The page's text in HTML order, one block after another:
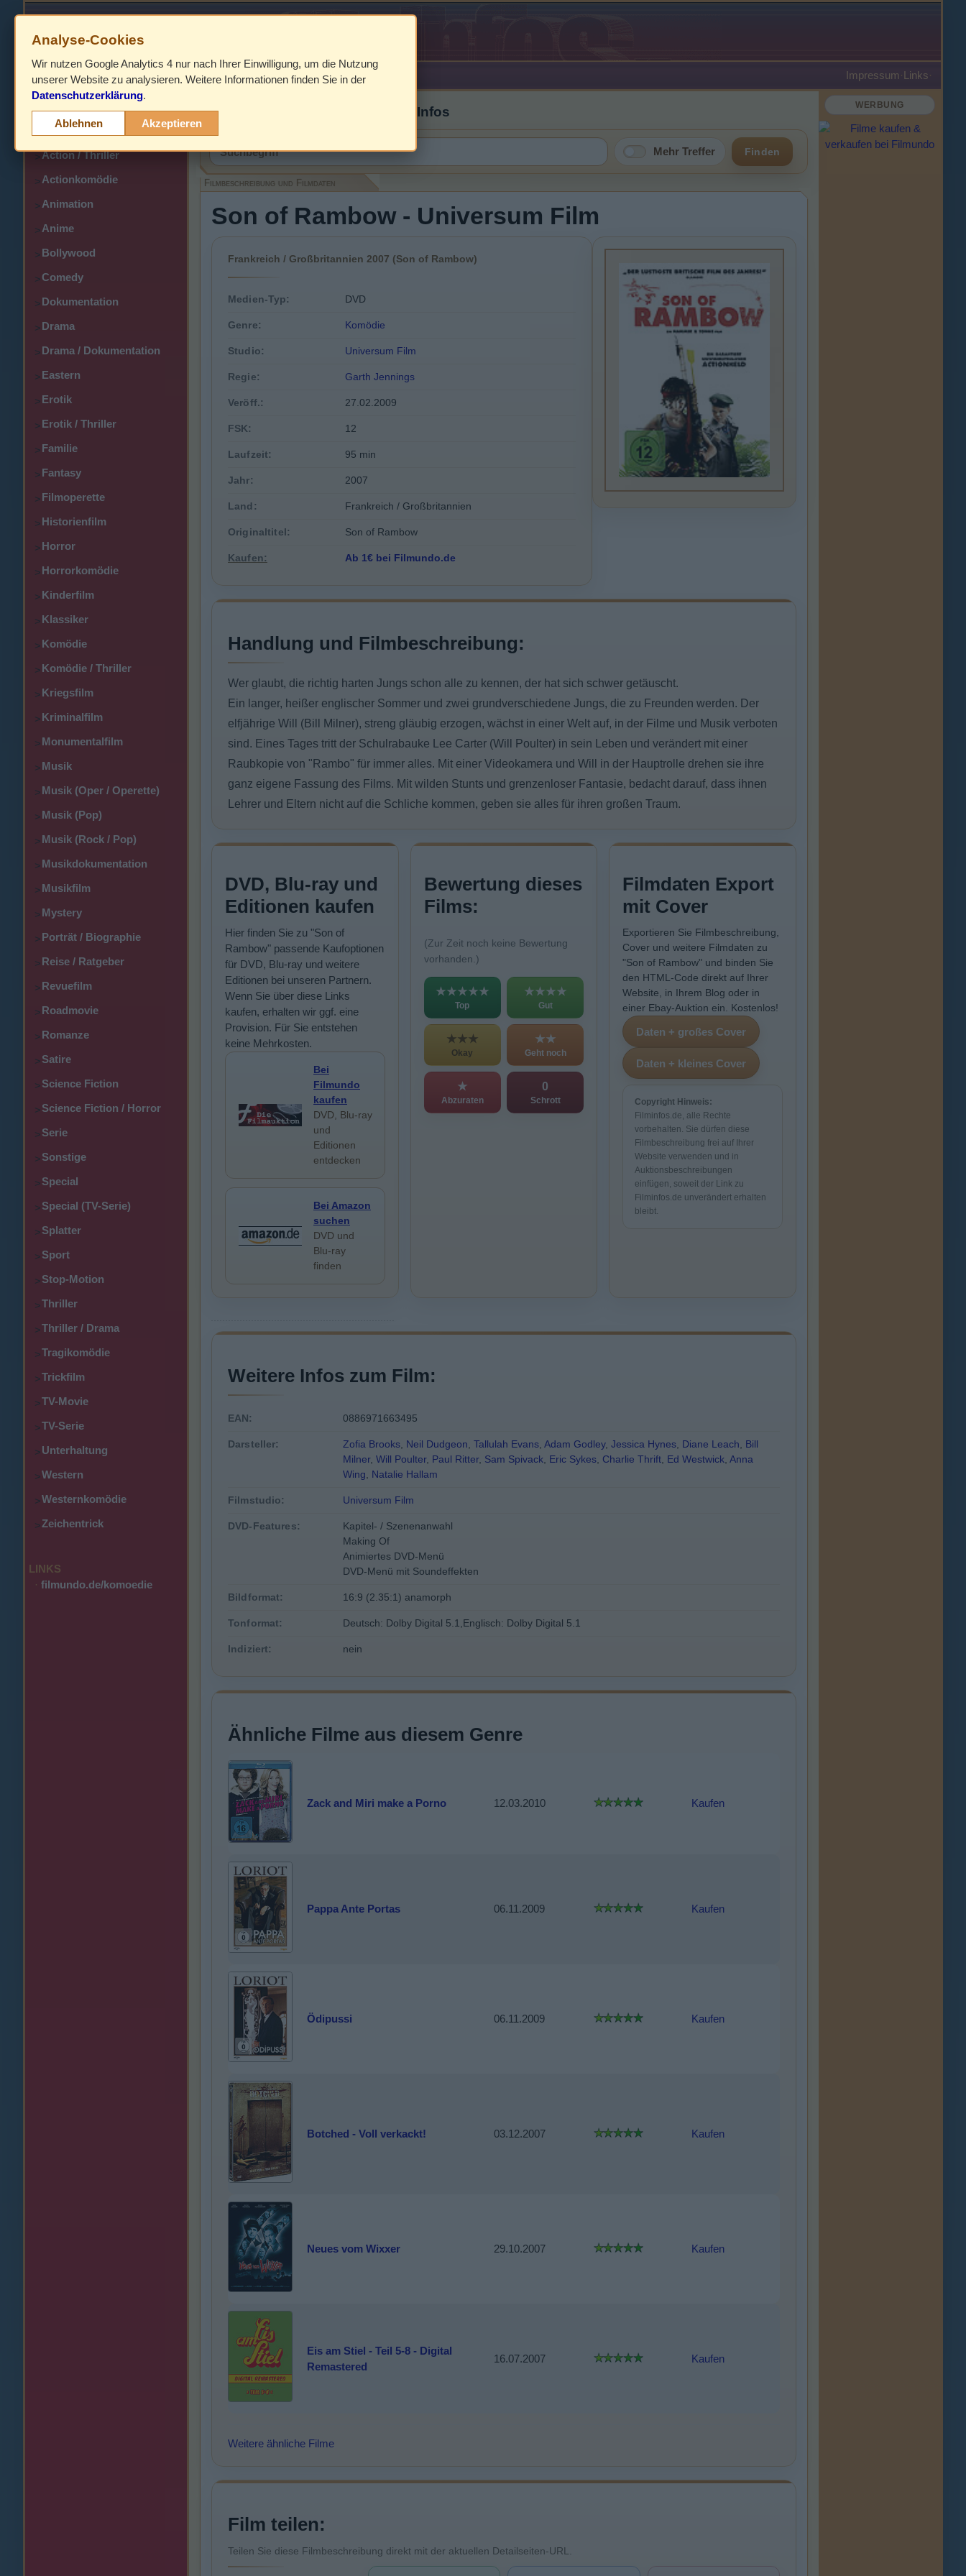
HOME Impressum ·Links·
>
> Action
>Action / Thriller
>Actionkomödie
>Animation
>Anime
>Bollywood
>Comedy
>Dokumentation
>Drama
>Drama / Dokumentation
>Eastern
>Erotik
>Erotik / Thriller
>Familie
>Fantasy
>Filmoperette
>Historienfilm
>Horror
>Horrorkomödie
>Kinderfilm
>Klassiker
>Komödie
>Komödie / Thriller
>Kriegsfilm
>Kriminalfilm
>Monumentalfilm
>Musik
>Musik (Oper / Operette)
>Musik (Pop)
>Musik (Rock / Pop)
>Musikdokumentation
>Musikfilm
>Mystery
>Porträt / Biographie
>Reise / Ratgeber
>Revuefilm
>Roadmovie
>Romanze
>Satire
>Science Fiction
>Science Fiction / Horror
>Serie
>Sonstige
>Special
>Special (TV-Serie)
>Splatter
>Sport
>Stop-Motion
>Thriller
>Thriller / Drama
>Tragikomödie
>Trickfilm
>TV-Movie
>TV-Serie
>Unterhaltung
>Western
>Westernkomödie
>Zeichentrick
LINKS
· filmundo.de/komoedie
Filmbeschreibung, Cover & DVD Infos
Mehr Treffer Finden
Filmbeschreibung und Filmdaten
Son of Rambow - Universum Film
Frankreich / Großbritannien 2007 (Son of Rambow)
Medien-Typ: DVD
Genre: Komödie
Studio: Universum Film
Regie: Garth Jennings
Veröff.: 27.02.2009
FSK: 12
Laufzeit: 95 min
Jahr: 2007
Land: Frankreich / Großbritannien
Originaltitel: Son of Rambow
Kaufen: Ab 1€ bei Filmundo.de
Handlung und Filmbeschreibung:
Wer glaubt, die richtig harten Jungs schon alle zu kennen, der hat sich schwer getäuscht.
Ein langer, heißer englischer Sommer und zwei grundverschiedene Jungs, die zu Freunden werden. Der
elfjährige Will (Bill Milner), streng gläubig erzogen, wächst in einer Welt auf, in der Filme und Musik verboten
sind. Eines Tages tritt der Schulrabauke Lee Carter (Will Poulter) in sein Leben und verändert mit einer
Raubkopie von "Rambo" für immer alles. Mit einer Videokamera und Will in der Hauptrolle drehen sie ihre
ganz eigene Fassung des Films. Mit wilden Stunts und grenzenloser Fantasie, bedacht darauf, dass ihnen
Lehrer und Eltern nicht auf die Schliche kommen, geben sie alles für ihren großen Traum.
DVD, Blu-ray und
Editionen kaufen
Hier finden Sie zu "Son of
Rambow" passende Kaufoptionen
für DVD, Blu-ray und weitere
Editionen bei unseren Partnern.
Wenn Sie über diese Links
kaufen, erhalten wir ggf. eine
Provision. Für Sie entstehen
keine Mehrkosten.
Bei
Filmundo
kaufen
DVD, Blu-ray
und
Editionen
entdecken
Bei Amazon
suchen
DVD und
Blu-ray
finden
Bewertung dieses
Films:
(Zur Zeit noch keine Bewertung
vorhanden.)
★★★★★
Top
★★★★
Gut
★★★
Okay
★★
Geht noch
★
Abzuraten
0
Schrott
Filmdaten Export
mit Cover
Exportieren Sie Filmbeschreibung,
Cover und weitere Filmdaten zu
"Son of Rambow" und binden Sie
den HTML-Code direkt auf Ihrer
Website, in Ihrem Blog oder in
einer Ebay-Auktion ein. Kostenlos!
Copyright Hinweis:
Filminfos.de, alle Rechte
vorbehalten. Sie dürfen diese
Filmbeschreibung frei auf Ihrer
Website verwenden und in
Auktionsbeschreibungen
einfügen, soweit der Link zu
Filminfos.de unverändert erhalten
bleibt.
Weitere Infos zum Film:
EAN: 0886971663495
Darsteller: Zofia Brooks Neil Dudgeon Tallulah Evans Adam Godley, Jessica Hynes Diane Leach
Bill
Milner, Will Poulter, Paul Ritter, Sam Spivack Eric Sykes Charlie Thrift Ed Westwick Anna
Wing
Natalie Hallam
Filmstudio: Universum Film
DVD-Features:
Kapitel- / Szenenanwahl
Making Of
Animiertes DVD-Menü
DVD-Menü mit Soundeffekten
Bildformat: 16:9 (2.35:1) anamorph
Tonformat: Deutsch: Dolby Digital 5.1,Englisch: Dolby Digital 5.1
Indiziert: nein
Ähnliche Filme aus diesem Genre
Zack and Miri make a Porno 12.03.2010 Kaufen
Pappa Ante Portas 06.11.2009 Kaufen
Ödipussi 06.11.2009 Kaufen
Botched - Voll verkackt! 03.12.2007 Kaufen
Neues vom Wixxer 29.10.2007 Kaufen
Eis am Stiel - Teil 5-8 - Digital
Remastered
16.07.2007 Kaufen
Weitere ähnliche Filme
Film teilen:
Teilen Sie diese Filmbeschreibung direkt mit der aktuellen Detailseiten-URL.
WERBUNG
Analyse-Cookies
Wir nutzen Google Analytics 4 nur nach Ihrer Einwilligung, um die Nutzung
unserer Website zu analysieren. Weitere Informationen finden Sie in der
Datenschutzerklärung.
Ablehnen Akzeptieren